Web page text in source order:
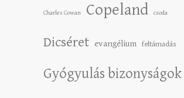
Charles Cowan Copeland csoda
Dicséret evangélium feltámadás
Gyógyulás bizonyságok